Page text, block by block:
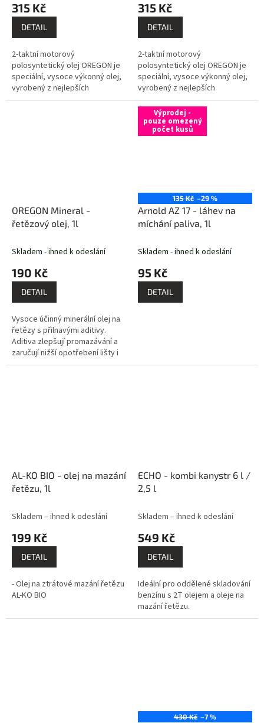
315 Kč
DETAIL
2-taktní motorový
polosyntetický olej OREGON je
speciální, vysoce výkonný olej,
vyrobený z nejlepších
rozpouštěcích surovin s
315 Kč
DETAIL
2-taktní motorový
polosyntetický olej OREGON je
speciální, vysoce výkonný olej,
vyrobený z nejlepších
rozpouštěcích surovin s
minerálním základem a pečlivě
vybraných přísad,...
OREGON Mineral -
řetězový olej, 1l
Skladem - ihned k odeslání
190 Kč
DETAIL
Vysoce účinný minerální olej na
řetězy s přilnavými aditivy.
Aditiva zlepšují promazávání a
zaručují nižší opotřebení lišty i
řetězu. Olej má střední
Výprodej -
pouze omezený
počet kusů
135 Kč –29 %
Arnold AZ 17 - láhev na
míchání paliva, 1l
Skladem - ihned k odeslání
95 Kč
DETAIL
AL-KO BIO - olej na mazání
řetězu, 1l
Skladem – ihned k odeslání
199 Kč
DETAIL
- Olej na ztrátové mazání řetězu
AL-KO BIO
ECHO - kombi kanystr 6 l /
2,5 l
Skladem – ihned k odeslání
549 Kč
DETAIL
Ideální pro oddělené skladování
benzínu s 2T olejem a oleje na
mazání řetězu.
430 Kč –7 %